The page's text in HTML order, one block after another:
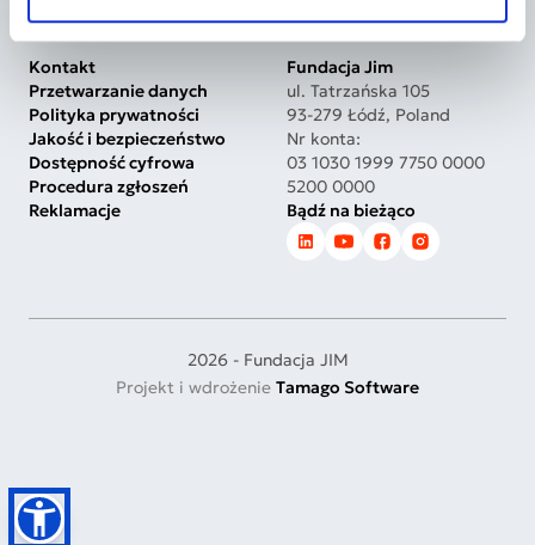
Kontakt
Przetwarzanie danych
Polityka prywatności
Jakość i bezpieczeństwo
Dostępność cyfrowa
Procedura zgłoszeń
Reklamacje
Fundacja Jim
ul. Tatrzańska 105
93-279 Łódź, Poland
Nr konta:
03 1030 1999 7750 0000
5200 0000
Bądź na bieżąco
2026 - Fundacja JIM
Projekt i wdrożenie Tamago Software